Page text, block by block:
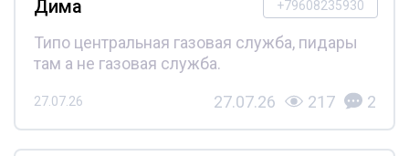
+79608235930
Дима
Типо центральная газовая служба, пидары
там а не газовая служба.
27.07.26 27.07.26 217 2